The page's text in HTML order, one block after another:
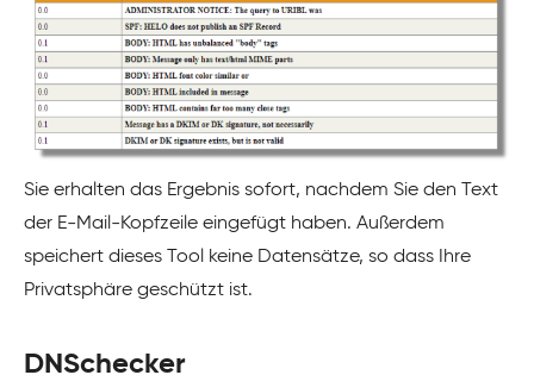
Sie erhalten das Ergebnis sofort, nachdem Sie den Text
der E-Mail-Kopfzeile eingefügt haben. Außerdem
speichert dieses Tool keine Datensätze, so dass Ihre
Privatsphäre geschützt ist.
DNSchecker